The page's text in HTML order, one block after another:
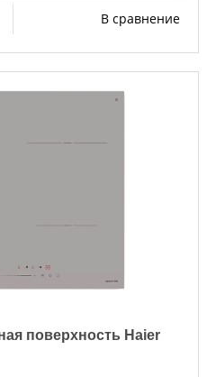
В сравнение
поверхность Haier